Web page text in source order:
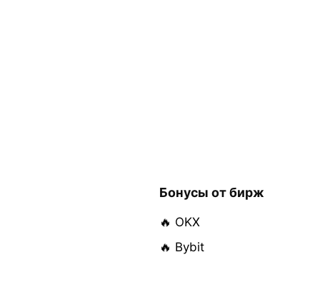
Бонусы от бирж
🔥 OKX
🔥 Bybit